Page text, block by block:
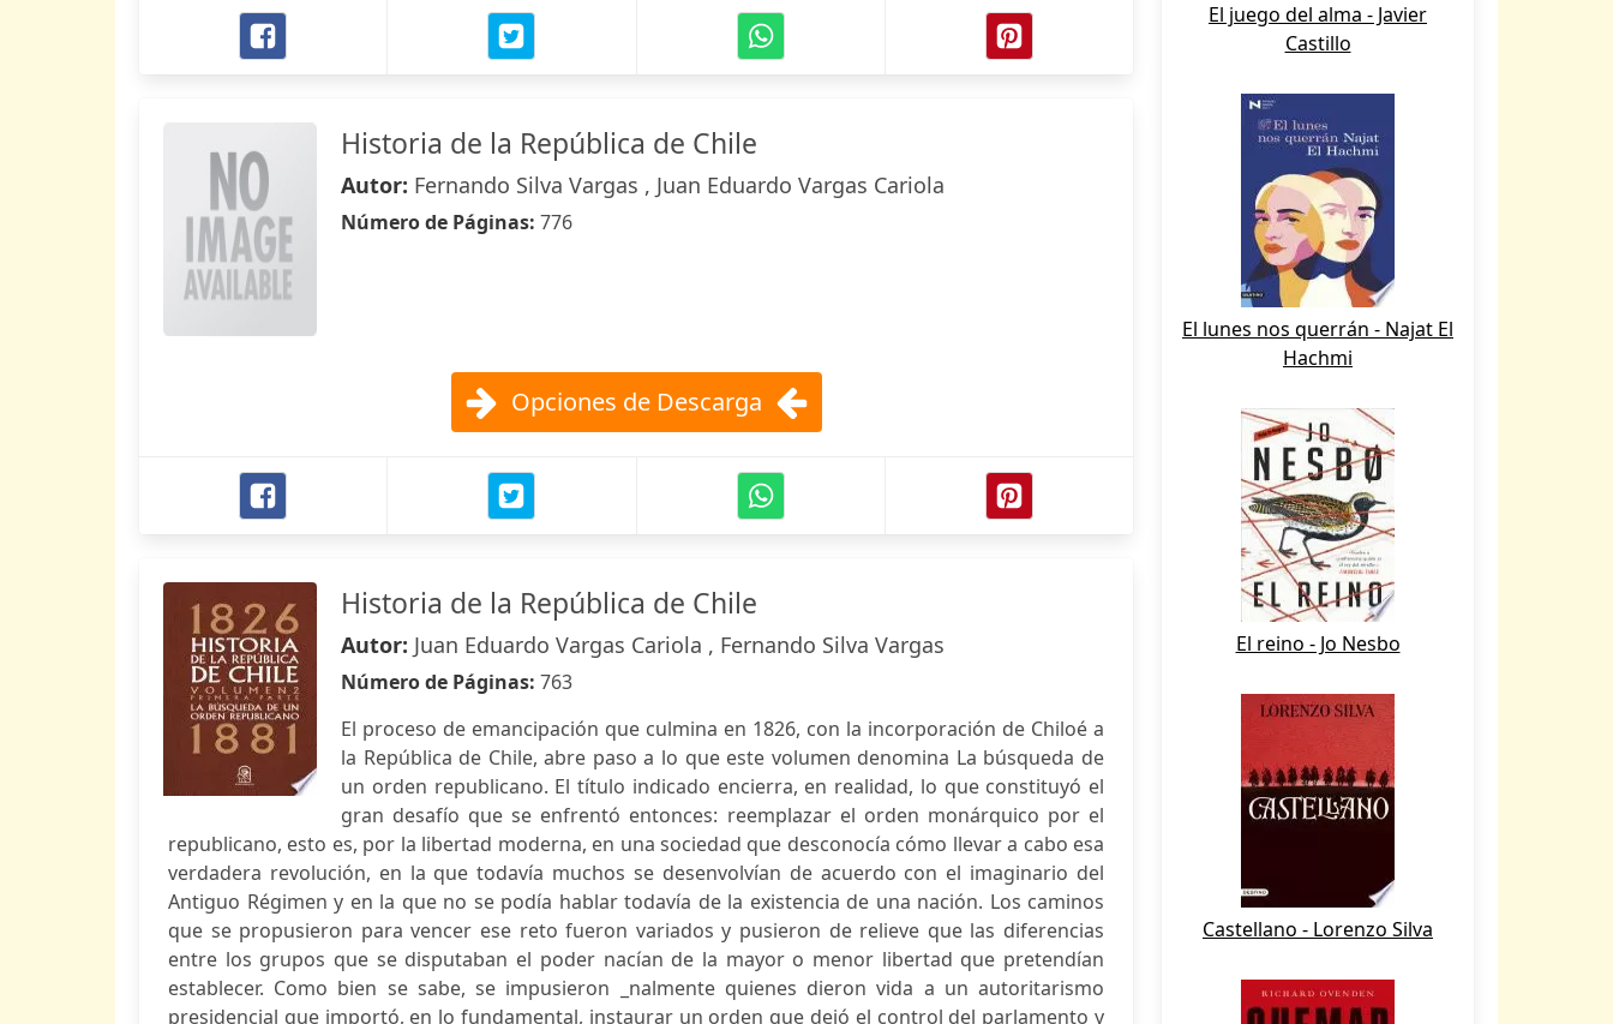
Historia de la República de Chile
Autor: Fernando Silva Vargas , Juan Eduardo Vargas Cariola
Número de Páginas: 776
Opciones de Descarga
Historia de la República de Chile
Autor: Juan Eduardo Vargas Cariola , Fernando Silva Vargas
Número de Páginas: 763
El proceso de emancipación que culmina en 1826, con la incorporación de Chiloé a
la República de Chile, abre paso a lo que este volumen denomina La búsqueda de
un orden republicano. El título indicado encierra, en realidad, lo que constituyó el
gran desafío que se enfrentó entonces: reemplazar el orden monárquico por el
republicano, esto es, por la libertad moderna, en una sociedad que desconocía cómo llevar a cabo esa
verdadera revolución, en la que todavía muchos se desenvolvían de acuerdo con el imaginario del
Antiguo Régimen y en la que no se podía hablar todavía de la existencia de una nación. Los caminos
que se propusieron para vencer ese reto fueron variados y pusieron de relieve que las diferencias
entre los grupos que se disputaban el poder nacían de la mayor o menor libertad que pretendían
establecer. Como bien se sabe, se impusieron _nalmente quienes dieron vida a un autoritarismo
presidencial que importó, en lo fundamental, instaurar un orden que dejó el control del parlamento y
El juego del alma - Javier
Castillo
El lunes nos querrán - Najat El
Hachmi
El reino - Jo Nesbo
Castellano - Lorenzo Silva